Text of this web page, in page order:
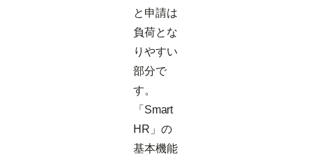
と申請は
負荷とな
りやすい
部分で
す。
「Smart
HR」の
基本機能